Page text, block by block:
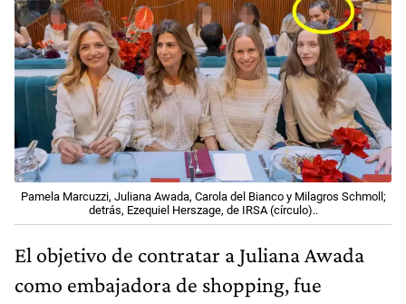
Pamela Marcuzzi, Juliana Awada, Carola del Bianco y Milagros Schmoll;
detrás, Ezequiel Herszage, de IRSA (círculo)..
El objetivo de contratar a Juliana Awada
como embajadora de shopping, fue